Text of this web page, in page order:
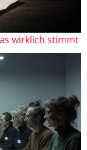
wirklich stimmt